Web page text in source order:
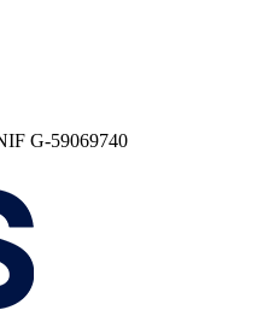
G-59069740